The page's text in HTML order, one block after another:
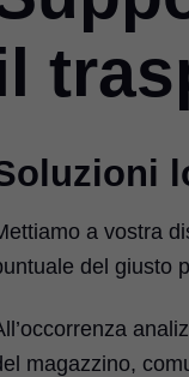
a vostra
del giusto
magazzino,